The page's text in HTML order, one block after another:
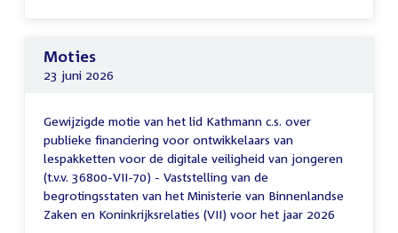
Moties
23 juni 2026
Gewijzigde motie van het lid Kathmann c.s. over
publieke financiering voor ontwikkelaars van
lespakketten voor de digitale veiligheid van jongeren
(t.v.v. 36800-VII-70) - Vaststelling van de
begrotingsstaten van het Ministerie van Binnenlandse
Zaken en Koninkrijksrelaties (VII) voor het jaar 2026